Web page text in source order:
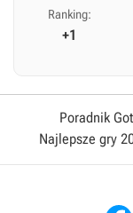
Ranking:
+1
Poradnik
Najlepsze gry